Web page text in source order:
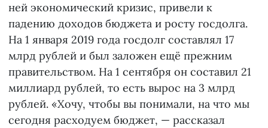
ней экономический кризис, привели к
падению доходов бюджета и росту госдолга.
На 1 января 2019 года госдолг составлял 17
млрд рублей и был заложен ещё прежним
правительством. На 1 сентября он составил 21
миллиард рублей, то есть вырос на 3 млрд
рублей. «Хочу, чтобы вы понимали, на что мы
сегодня расходуем бюджет, — рассказал